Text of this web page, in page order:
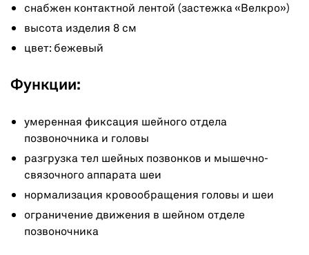
снабжен контактной лентой (застежка «Велкро»)
высота изделия 8 см
цвет: бежевый
Функции:
умеренная фиксация шейного отдела
позвоночника и головы
разгрузка тел шейных позвонков и мышечно-
связочного аппарата шеи
нормализация кровообращения головы и шеи
ограничение движения в шейном отделе
позвоночника